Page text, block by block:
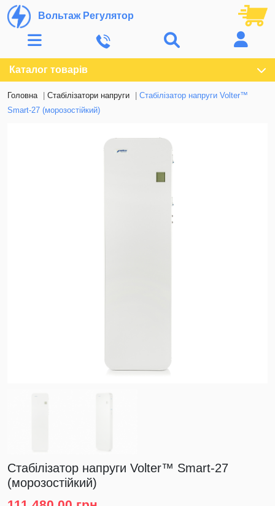
Вольтаж Регулятор
Каталог товарів
Головна Стабілізатори напруги
Стабілізатор напруги Volter™
Smart-27 (морозостійкий)
Стабілізатор напруги Volter™ Smart-27
(морозостійкий)